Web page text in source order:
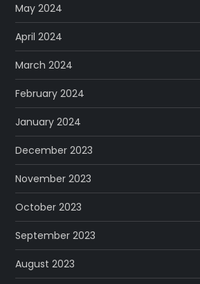
May 2024
April 2024
March 2024
February 2024
January 2024
December 2023
November 2023
October 2023
September 2023
August 2023